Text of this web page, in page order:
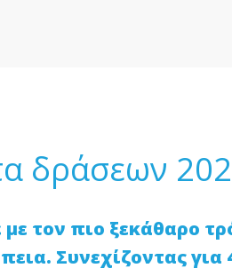
δράσεων
με τον πιο ξεκάθαρο
Συνεχίζοντας